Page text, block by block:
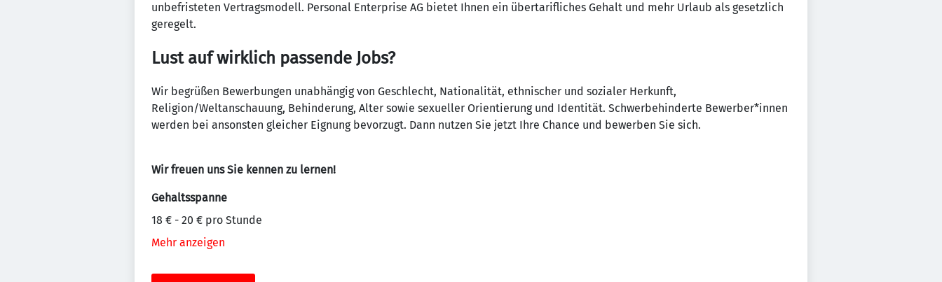
unbefristeten Vertragsmodell. Personal Enterprise AG bietet Ihnen ein übertarifliches Gehalt und mehr Urlaub als gesetzlich
geregelt.
Lust auf wirklich passende Jobs?
Wir begrüßen Bewerbungen unabhängig von Geschlecht, Nationalität, ethnischer und sozialer Herkunft,
Religion/Weltanschauung, Behinderung, Alter sowie sexueller Orientierung und Identität. Schwerbehinderte Bewerber*innen
werden bei ansonsten gleicher Eignung bevorzugt. Dann nutzen Sie jetzt Ihre Chance und bewerben Sie sich.
Wir freuen uns Sie kennen zu lernen!
Gehaltsspanne
18 € - 20 € pro Stunde
Mehr anzeigen